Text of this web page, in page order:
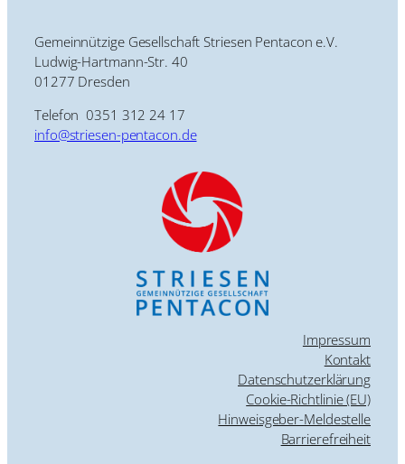
Gemeinnützige Gesellschaft Striesen Pentacon e.V.
Ludwig-Hartmann-Str. 40
01277 Dresden
Telefon 0351 312 24 17
info@striesen-pentacon.de
Impressum
Kontakt
Datenschutzerklärung
Cookie-Richtlinie (EU)
Hinweisgeber-Meldestelle
Barrierefreiheit